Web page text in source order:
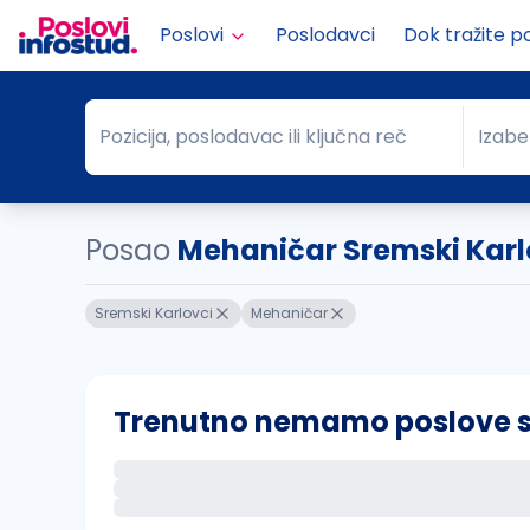
Poslovi Poslodavci Dok tražite
Pozicija, poslodavac ili ključna reč
Pozicija, poslodavac ili ključna reč Grad
Posao Mehaničar Sremski
Sremski Karlovci Mehaničar
Trenutno nemamo poslove